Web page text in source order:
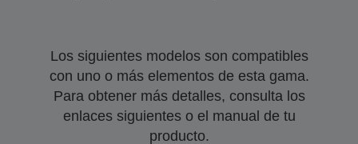
Los siguientes modelos son compatibles
con uno o más elementos de esta gama.
Para obtener más detalles, consulta los
enlaces siguientes o el manual de tu
producto.